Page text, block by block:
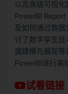
以及高级可视
PowerBI
及如何通过数
讨了数字孪生
据建模与展现等
PowerBI进行高
试看链